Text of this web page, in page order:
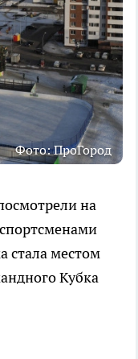
Фото: ПроГород
на
стала местом
Кубка